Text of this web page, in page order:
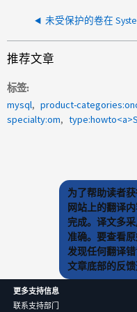
推荐文章
标签
mysql
specialty:om
为了帮助读者
网站上的翻译
完成。译文多
准确。要查看
发现任何翻译
文章底部的反馈
更多支持信息
联系支持部门